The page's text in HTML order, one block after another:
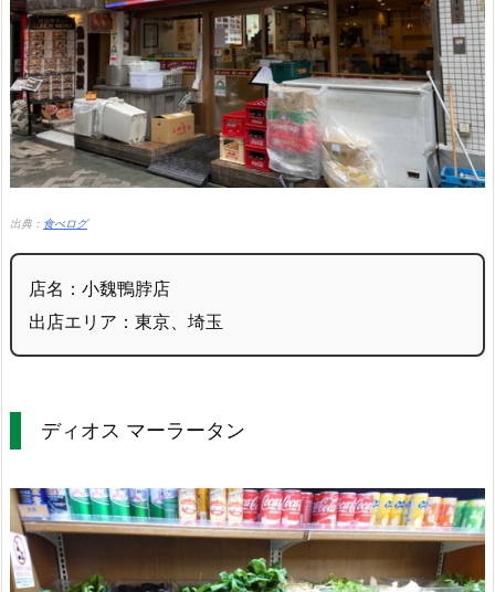
出典： 食べログ
店名：小魏鴨脖店
出店エリア：東京、埼玉
ディオス マーラータン